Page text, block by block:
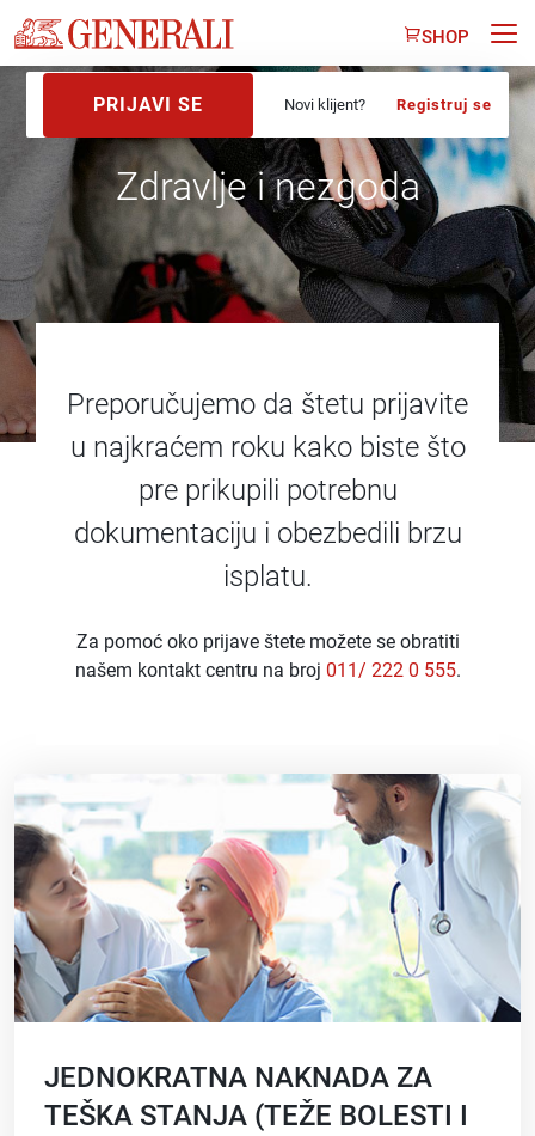
SHOP
PRIJAVI SE Novi klijent? Registruj se
Zdravlje i nezgoda
Preporučujemo da štetu prijavite
u najkraćem roku kako biste što
pre prikupili potrebnu
dokumentaciju i obezbedili brzu
isplatu.
Za pomoć oko prijave štete možete se obratiti
našem kontakt centru na broj 011/ 222 0 555.
JEDNOKRATNA NAKNADA ZA
TEŠKA STANJA (TEŽE BOLESTI I